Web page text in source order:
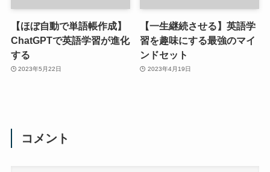
【ほぼ自動で単語帳作成】
ChatGPTで英語学習が進化
する
2023年5月22日
【一生継続させる】英語学
習を趣味にする最強のマイ
ンドセット
2023年4月19日
コメント